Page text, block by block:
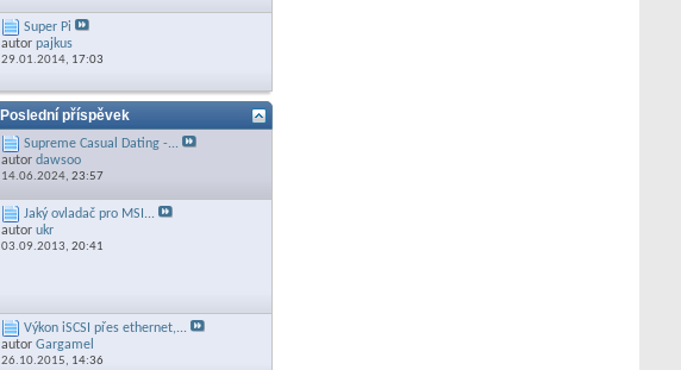
Super Pi
autorpajkus
29.01.2014, 17:03
Poslední příspěvek
Supreme Сasual Dating -...
autordawsoo
14.06.2024,23:57
Jaký ovladač pro MSI...
autorukr
03.09.2013,20:41
Výkon iSCSI přes ethernet,...
autorGargamel
26.10.2015, 14:36